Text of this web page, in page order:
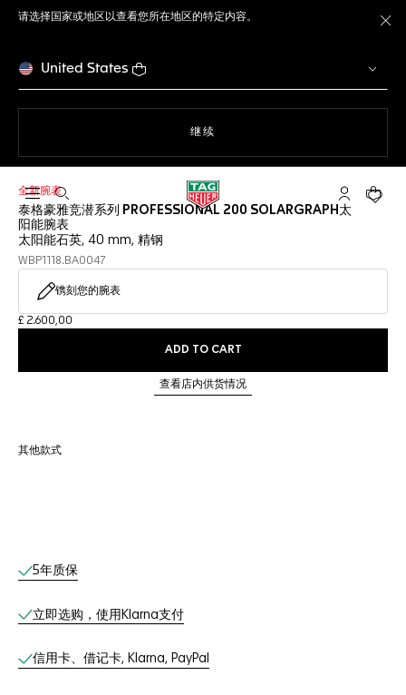
请选择国家或地区以查看您所在地区的特定内容。
United States
继续
打开搜索 My TAG您的
全新腕表
泰格豪雅竞潜系列 PROFESSIONAL 200 SOLARGRAPH太
阳能腕表
太阳能石英, 40 mm, 精钢
WBP1118.BA0047
镌刻您的腕表
£ 2.600,00
ADD TO CART
查看店内供货情况
其他款式
线上服务
5年质保
立即选购，使用Klarna支付
信用卡、借记卡, Klarna, PayPal